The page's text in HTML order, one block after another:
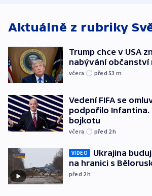
Aktuálně z rubriky
Trump chce v USA
nabývání občanství
včera před 53 m
Vedení FIFA se
podpořilo Infantina.
bojkotu
včera před 2h
VIDEO
Ukrajina
na hranici s
před 2h